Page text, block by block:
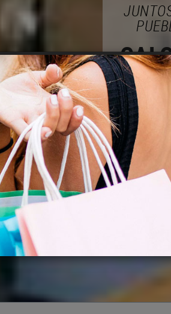
Actuamos
y de su
la población